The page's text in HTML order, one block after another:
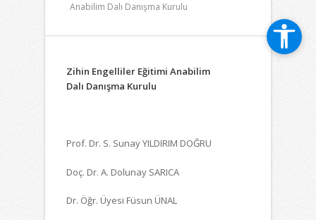
Anabilim Dalı Danışma Kurulu
Zihin Engelliler Eğitimi Anabilim
Dalı Danışma Kurulu
Prof. Dr. S. Sunay YILDIRIM DOĞRU
Doç. Dr. A. Dolunay SARICA
Dr. Öğr. Üyesi Füsun ÜNAL